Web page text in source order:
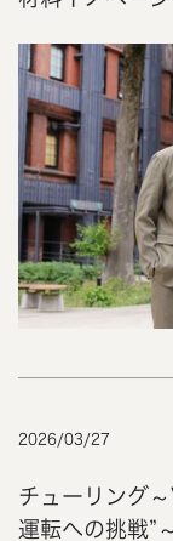
2026/03/27
チューリング
運転への挑戦”～